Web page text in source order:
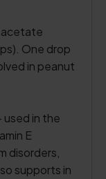
One drop
in peanut
used in the
E
disorders,
supports in